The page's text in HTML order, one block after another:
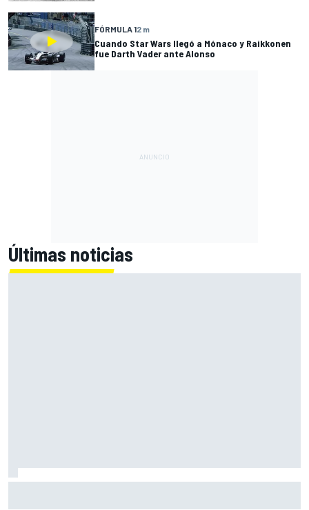
FÓRMULA 12 m
Cuando Star Wars llegó a Mónaco y Raikkonen
fue Darth Vader ante Alonso
Últimas noticias